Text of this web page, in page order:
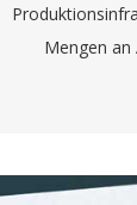
Mengen